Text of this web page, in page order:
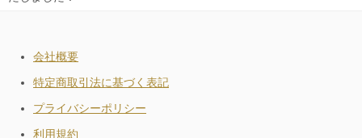
会社概要
特定商取引法に基づく表記
プライバシーポリシー
利用規約